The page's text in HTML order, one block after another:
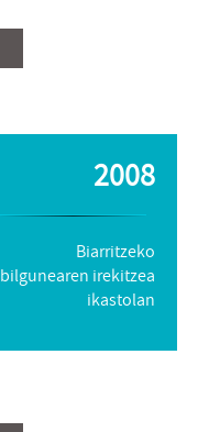
2008
Biarritzeko
bilgunearen irekitzea
ikastolan